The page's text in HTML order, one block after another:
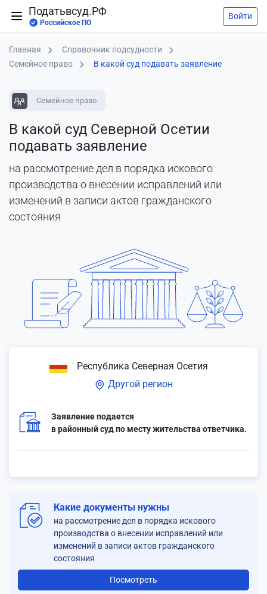
Податьвсуд.РФ
Российское ПО
Войти
Главная
Справочник подсудности
Семейное право
В какой суд подавать заявление
Семейное право
В какой суд Северной Осетии
подавать заявление
на рассмотрение дел в порядка искового
производства о внесении исправлений или
изменений в записи актов гражданского
состояния
Республика Северная Осетия
Другой регион
Заявление подается
в районный суд по месту жительства ответчика.
Какие документы нужны
на рассмотрение дел в порядка искового
производства о внесении исправлений или
изменений в записи актов гражданского
состояния
Посмотреть